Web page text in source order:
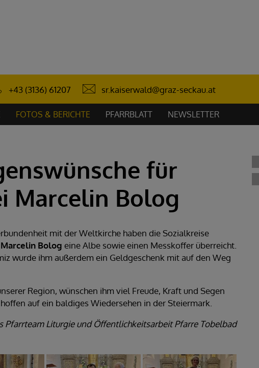
+43 (3136) 61207 sr.kaiserwald@graz-seckau.at
FOTOS & BERICHTE PFARRBLATT NEWSLETTER
für
Marcelin Bolog
mit der Weltkirche haben die Sozialkreise
Bolog eine Albe sowie einen Messkoffer überreicht.
wurde ihm außerdem ein Geldgeschenk mit auf den Weg
Region, wünschen ihm viel Freude, Kraft und Segen
auf ein baldiges Wiedersehen in der Steiermark.
Pfarrteam Liturgie und Öffentlichkeitsarbeit Pfarre Tobelbad